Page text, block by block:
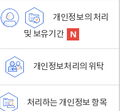
개인정보의 처리
및 보유기간
개인정보처리의 위탁
처리하는 개인정보 항목